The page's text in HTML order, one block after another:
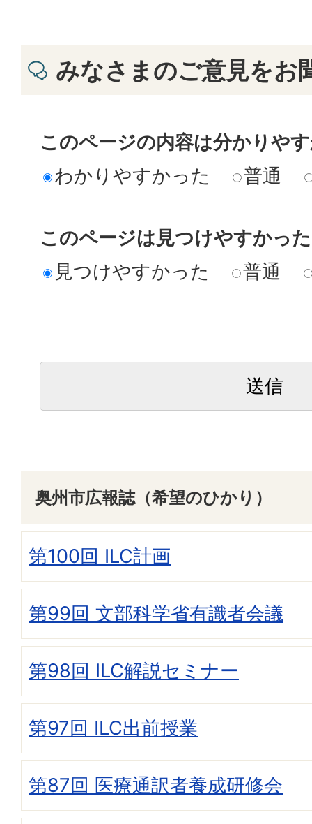
みなさまのご意見をお
このページの内容は分かりや
わかりやすかった
普通
このページは見つけやすかっ
見つけやすかった
普通
奥州市広報誌（希望のひかり）
第100回 ILC計画
第99回 文部科学省有識者会議
第98回 ILC解説セミナー
第97回 ILC出前授業
第87回 医療通訳者養成研修会